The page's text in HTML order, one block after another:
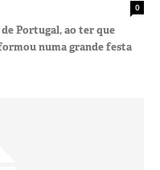
0
Portugal, ao ter que
numa grande festa